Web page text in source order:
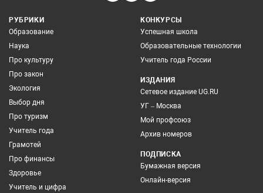
РУБРИКИ
Образование
Наука
Про культуру
Про закон
Экология
Выбор дня
Про туризм
Учитель года
Грамотей
Про финансы
Здоровье
Учитель и цифра
КОНКУРСЫ
Успешная школа
Образовательные технологии
Учитель года России
ИЗДАНИЯ
Сетевое издание UG.RU
УГ – Москва
Мой профсоюз
Архив номеров
ПОДПИСКА
Бумажная версия
Онлайн-версия